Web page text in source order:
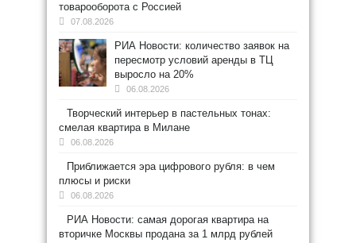
товарооборота с Россией
07.08.2026
РИА Новости: количество заявок на
пересмотр условий аренды в ТЦ
выросло на 20%
06.08.2026
Творческий интерьер в пастельных тонах:
смелая квартира в Милане
06.08.2026
Приближается эра цифрового рубля: в чем
плюсы и риски
06.08.2026
РИА Новости: самая дорогая квартира на
вторичке Москвы продана за 1 млрд рублей